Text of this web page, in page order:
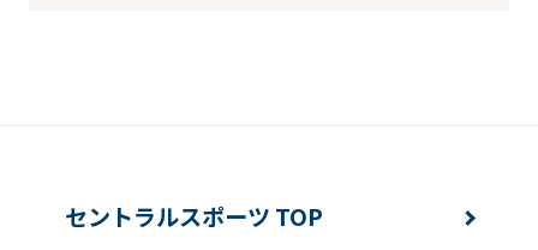
from
content.
セントラルスポーツ TOP